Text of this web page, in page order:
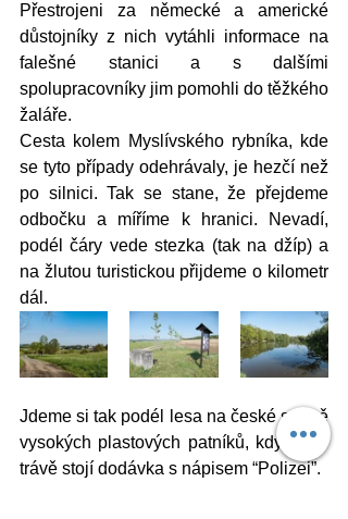
Přestrojeni za německé a americké
důstojníky z nich vytáhli informace na
falešné stanici a s dalšími
spolupracovníky jim pomohli do těžkého
žaláře.
Cesta kolem Myslívského rybníka, kde
se tyto případy odehrávaly, je hezčí než
po silnici. Tak se stane, že přejdeme
odbočku a míříme k hranici. Nevadí,
podél čáry vede stezka (tak na džíp) a
na žlutou turistickou přijdeme o kilometr
dál.
Jdeme si tak podél lesa na české straně
vysokých plastových patníků, když tu v
trávě stojí dodávka s nápisem “Polizei”.